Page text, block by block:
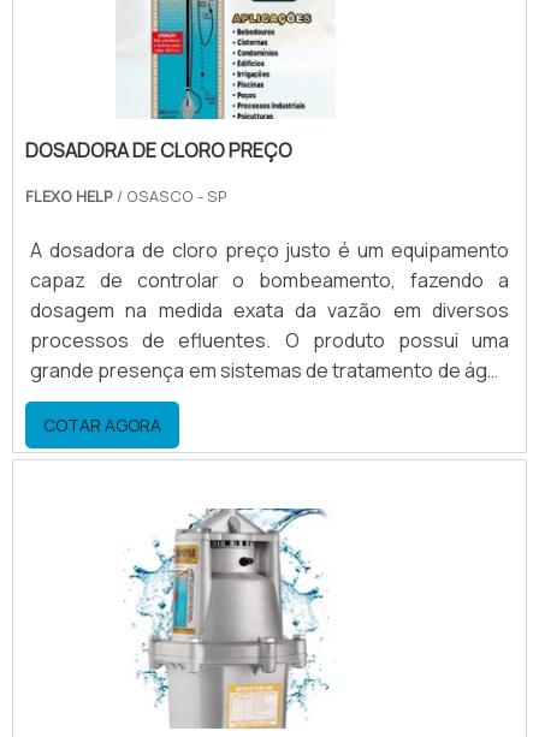
DOSADORA DE CLORO PREÇO
FLEXO HELP / OSASCO - SP
A dosadora de cloro preço justo é um equipamento
capaz de controlar o bombeamento, fazendo a
dosagem na medida exata da vazão em diversos
processos de efluentes. O produto possui uma
grande presença em sistemas de tratamento de água
ou efluentes, assim como em áreas químicas,
petroquímicas, beneficiamento, usinas de açúcar e
álcool, farmacêuticas, entre outras atividades e
Além disso, o produto é confeccionado em materiais
termoplásticos.Dosadoras d.
COTAR AGORA